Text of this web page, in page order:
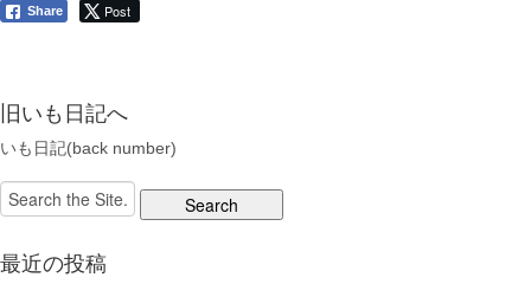
Share Post
旧いも日記へ
いも日記(back number)
Search
for:
最近の投稿